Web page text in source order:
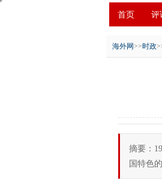
首页 评
海外网>>时政
摘要：
国特色